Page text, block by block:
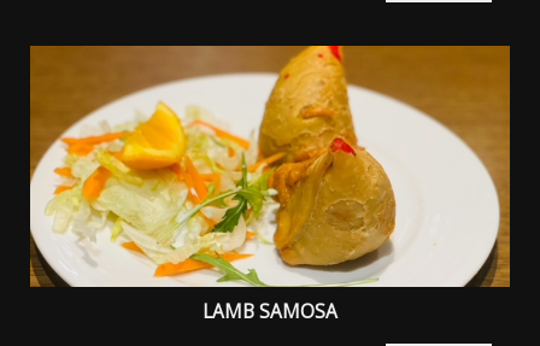
LAMB SAMOSA